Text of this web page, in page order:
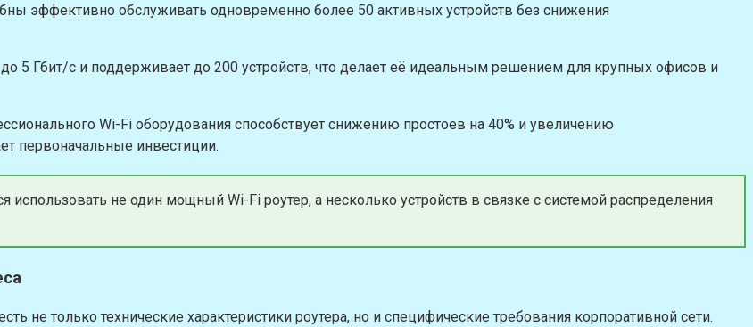
эффективно обслуживать одновременно более 50 активных устройств без снижения
5 Гбит/с и поддерживает до 200 устройств, что делает её идеальным решением для крупных офисов и
Wi-Fi оборудования способствует снижению простоев на 40% и увеличению
первоначальные инвестиции.
не один мощный Wi-Fi роутер, а несколько устройств в связке с системой распределения
не только технические характеристики роутера, но и специфические требования корпоративной сети.